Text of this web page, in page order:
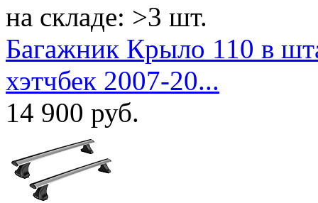
на складе: >3 шт.
Багажник Крыло 110 в
хэтчбек 2007-20...
14 900 руб.